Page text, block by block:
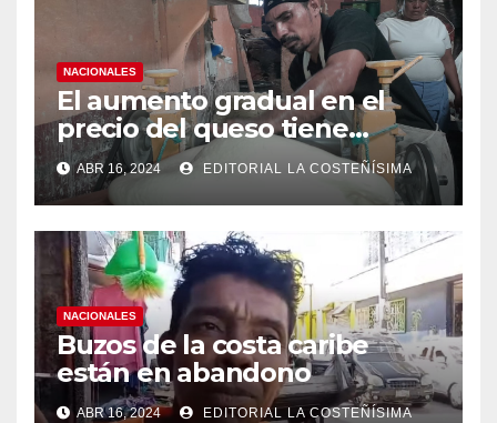
NACIONALES
El aumento gradual en el
precio del queso tiene
efectos a las Panaderias
ABR 16, 2024 EDITORIAL LA COSTEÑÍSIMA
NACIONALES
Buzos de la costa caribe
están en abandono
ABR 16, 2024 EDITORIAL LA COSTEÑÍSIMA